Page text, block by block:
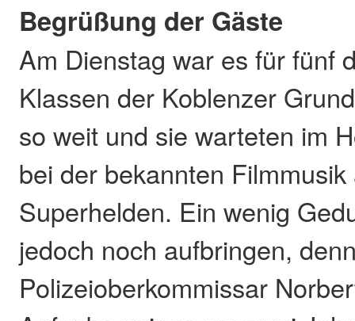
Begrüßung der Gäste
Am Dienstag war es für fünf
Klassen der Koblenzer
so weit und sie warteten im
bei der bekannten
Superhelden. Ein wenig
jedoch noch aufbringen,
Polizeioberkommissar